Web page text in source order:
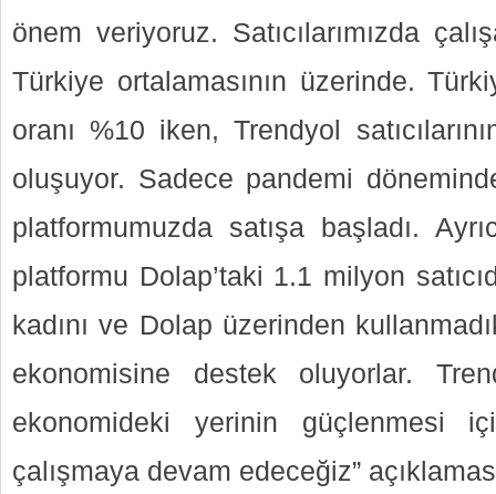
önem veriyoruz. Satıcılarımızda
Türkiye ortalamasının üzerinde.
oranı %10 iken, Trendyol
oluşuyor. Sadece pandemi
platformumuzda satışa başladı.
platformu Dolap’taki 1.1 milyon
kadını ve Dolap üzerinden
ekonomisine destek oluyorlar.
ekonomideki yerinin güçlenmesi
çalışmaya devam edeceğiz”